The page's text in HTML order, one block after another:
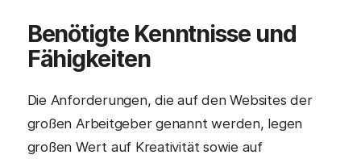
Benötigte Kenntnisse und
Fähigkeiten
Die Anforderungen, die auf den Websites der
großen Arbeitgeber genannt werden, legen
großen Wert auf Kreativität sowie auf